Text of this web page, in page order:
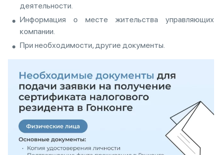
деятельности.
Информация о месте жительства управляющих
компании.
При необходимости, другие документы.